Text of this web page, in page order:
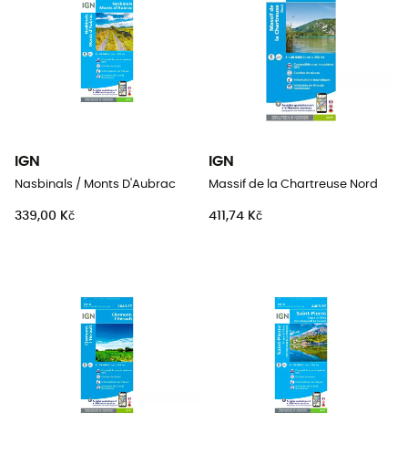
IGN
Nasbinals / Monts D'Aubrac
339,00 Kč
IGN
Massif de la Chartreuse Nord
411,74 Kč